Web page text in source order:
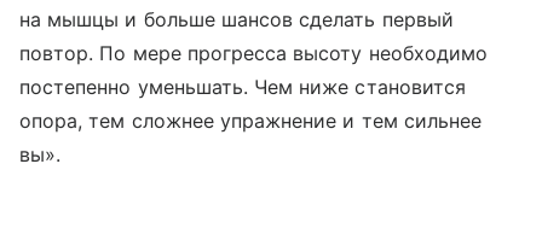
на мышцы и больше шансов сделать первый
повтор. По мере прогресса высоту необходимо
постепенно уменьшать. Чем ниже становится
опора, тем сложнее упражнение и тем сильнее
вы».